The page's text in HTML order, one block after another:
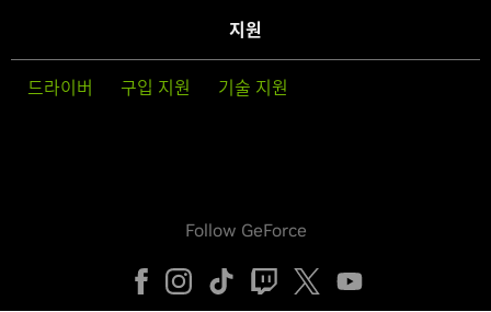
지원
드라이버 구입 지원 기술 지원
Follow GeForce